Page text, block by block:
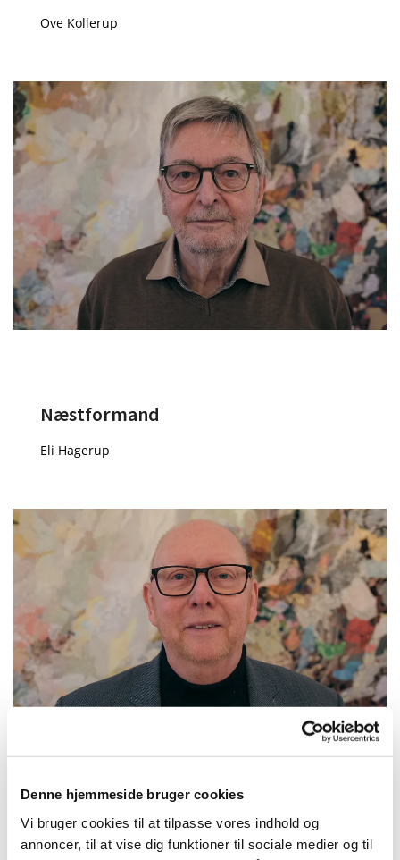
Denne hjemmeside bruger cookies
Vi bruger cookies til at tilpasse vores indhold og
annoncer, til at vise dig funktioner til sociale medier og til
Ove Kollerup
Næstformand
Eli Hagerup
Medlem